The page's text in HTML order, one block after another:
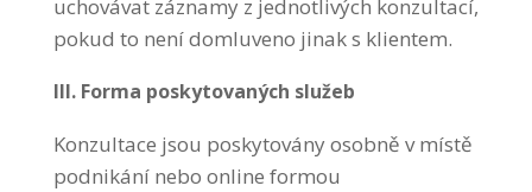
uchovávat záznamy z jednotlivých konzultací,
pokud to není domluveno jinak s klientem.
III. Forma poskytovaných služeb
Konzultace jsou poskytovány osobně v místě
podnikání nebo online formou